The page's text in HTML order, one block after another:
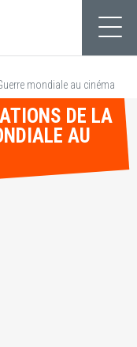
mondiale au cinéma
DE LA
AU